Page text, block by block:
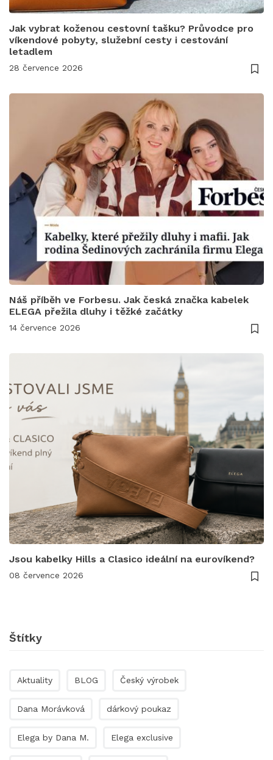
Jak vybrat koženou cestovní tašku? Průvodce pro
víkendové pobyty, služební cesty i cestování
letadlem
28 července 2026
Náš příběh ve Forbesu. Jak česká značka kabelek
ELEGA přežila dluhy i těžké začátky
14 července 2026
Jsou kabelky Hills a Clasico ideální na eurovíkend?
08 července 2026
Štítky
Aktuality BLOG Český výrobek
Dana Morávková dárkový poukaz
Elega by Dana M. Elega exclusive